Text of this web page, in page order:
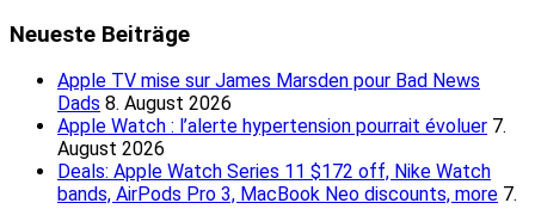
Neueste Beiträge
Apple TV mise sur James Marsden pour Bad News
Dads 8. August 2026
Apple Watch : l’alerte hypertension pourrait évoluer 7.
August 2026
Deals: Apple Watch Series 11 $172 off, Nike Watch
bands, AirPods Pro 3, MacBook Neo discounts, more 7.